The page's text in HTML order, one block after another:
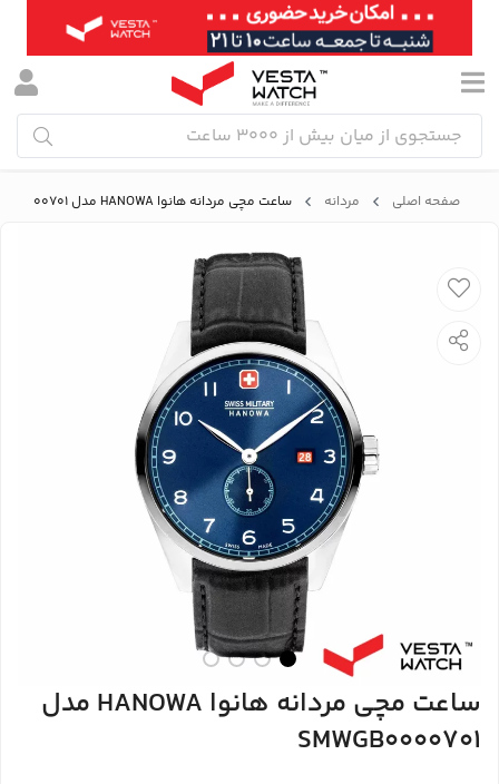
صفحه اصلی مردانه ساعت مچی مردانه هانوا HANOWA مدل SMWGB0000701
ساعت مچی مردانه هانوا HANOWA مدل
SMWGB0000701